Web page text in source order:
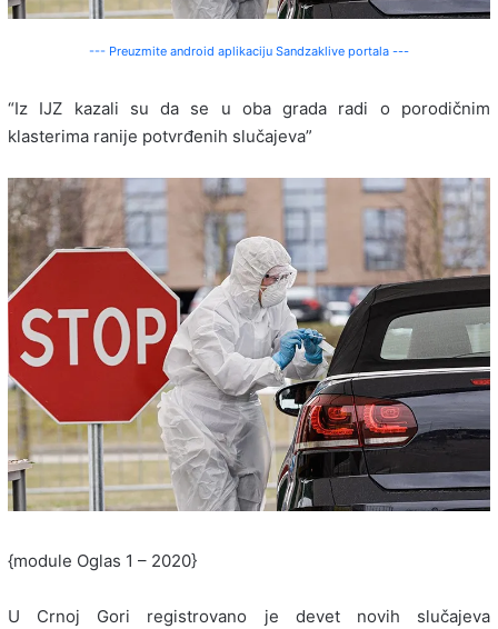
--- Preuzmite android aplikaciju Sandzaklive portala ---
“Iz IJZ kazali su da se u oba grada radi o porodičnim
klasterima ranije potvrđenih slučajeva”
{module Oglas 1 – 2020}
U Crnoj Gori registrovano je devet novih slučajeva